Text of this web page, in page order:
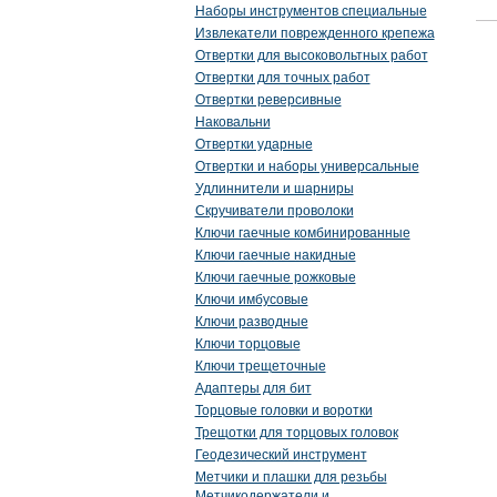
Наборы инструментов специальные
Извлекатели поврежденного крепежа
Отвертки для высоковольтных работ
Отвертки для точных работ
Отвертки реверсивные
Наковальни
Отвертки ударные
Отвертки и наборы универсальные
Удлиннители и шарниры
Скручиватели проволоки
Ключи гаечные комбинированные
Ключи гаечные накидные
Ключи гаечные рожковые
Ключи имбусовые
Ключи разводные
Ключи торцовые
Ключи трещеточные
Адаптеры для бит
Торцовые головки и воротки
Трещотки для торцовых головок
Геодезический инструмент
Метчики и плашки для резьбы